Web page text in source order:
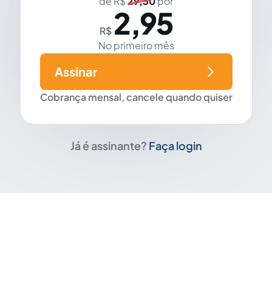
R$ 2,95
No primeiro mês
Cobrança mensal, cancele quando quiser
Assinar
Já é assinante? Faça login